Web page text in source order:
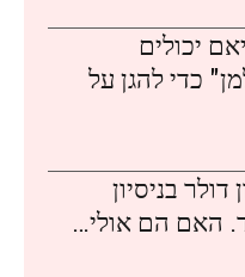
יכולים
כדי להגן על
32 מיליון דולר בניסיון
האם הם אולי…